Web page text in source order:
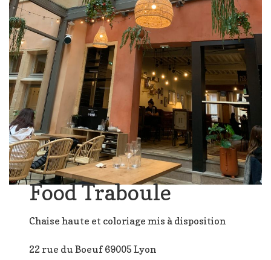
Food Traboule
Chaise haute et coloriage mis à disposition
22 rue du Boeuf 69005 Lyon